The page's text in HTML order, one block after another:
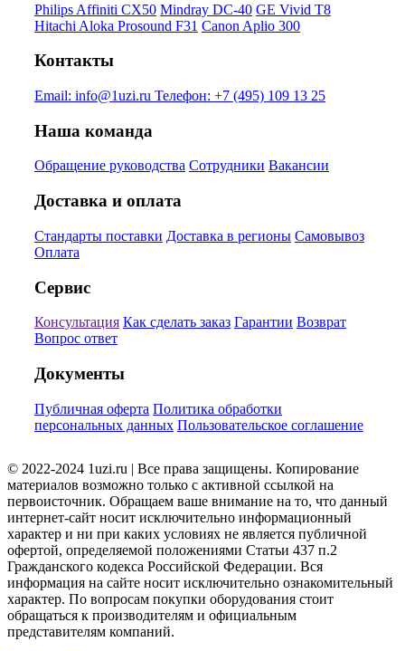
Philips Affiniti CX50 Mindray DC-40 GE Vivid T8
Hitachi Aloka Prosound F31 Canon Aplio 300
Контакты
Email: info@1uzi.ru Телефон: +7 (495) 109 13 25
Наша команда
Обращение руководства Сотрудники Вакансии
Доставка и оплата
Стандарты поставки Доставка в регионы Самовывоз
Оплата
Сервис
Консультация Как сделать заказ Гарантии Возврат
Вопрос ответ
Документы
Публичная оферта Политика обработки
персональных данных Пользовательское соглашение
© 2022-2024 1uzi.ru | Все права защищены. Копирование
материалов возможно только с активной ссылкой на
первоисточник. Обращаем ваше внимание на то, что данный
интернет-сайт носит исключительно информационный
характер и ни при каких условиях не является публичной
офертой, определяемой положениями Статьи 437 п.2
Гражданского кодекса Российской Федерации. Вся
информация на сайте носит исключительно ознакомительный
характер. По вопросам покупки оборудования стоит
обращаться к производителям и официальным
представителям компаний.